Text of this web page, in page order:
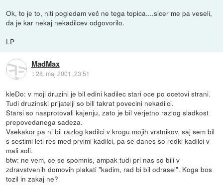
Ok, to je to, niti pogledam več ne tega topica....sicer me pa veseli,
da je kar nekaj nekadilcev odgovorilo.
LP
MadMax
::28. maj 2001, 23:51
kleDo: v moji druzini je bil edini kadilec stari oce po ocetovi strani.
Tudi druzinski prijatelji so bili takrat povecini nekadilci.
Starsi so nasprotovali kajenju, zato je bil verjetno razlog sladkost
prepovedanega sadeza.
Vsekakor pa ni bil razlog kadilci v krogu mojih vrstnikov, saj sem bil
s sestimi leti res med prvimi kadilci, pa se danes so redki kadilci v
mali soli.
btw: ne vem, ce se spomnis, ampak tudi pri nas so bili v
zdravstvenih domovih plakati "kadim, rad bi bil odrasel". Koga bos
tozil in zakaj ne?